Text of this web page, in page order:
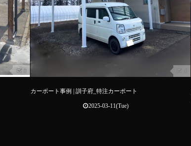
0
カーポート事例 | 訓子府_特注カーポート
2025-03-11(Tue)